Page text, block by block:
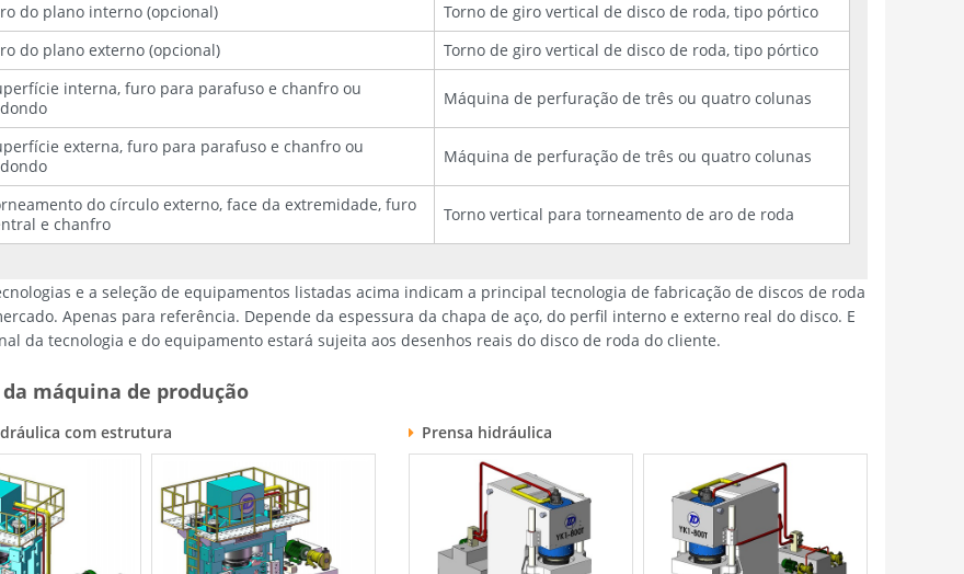
do plano interno (opcional)
Torno de giro vertical de disco de roda, tipo pórtico
do plano externo (opcional) Torno de giro vertical de disco de roda, tipo pórtico
interna, furo para parafuso e chanfro ou
Máquina de perfuração de três ou quatro colunas
externa, furo para parafuso e chanfro ou
Máquina de perfuração de três ou quatro colunas
do círculo externo, face da extremidade, furo
e chanfro
Torno vertical para torneamento de aro de roda
e a seleção de equipamentos listadas acima indicam a principal tecnologia de fabricação de discos de roda
Apenas para referência. Depende da espessura da chapa de aço, do perfil interno e externo real do disco. E
da tecnologia e do equipamento estará sujeita aos desenhos reais do disco de roda do cliente.
da máquina de produção
com estrutura Prensa hidráulica